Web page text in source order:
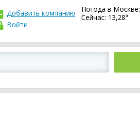
Погода в Москве:
Сейчас: 13,28°
Добавить компанию
Войти